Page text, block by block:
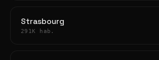
Strasbourg
291K hab.